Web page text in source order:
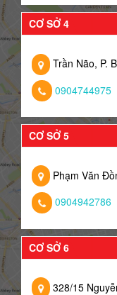
CƠ SỞ 4
Trần Não, P.
0904744975
CƠ SỞ 5
Phạm Văn
0904942786
CƠ SỞ 6
328/15